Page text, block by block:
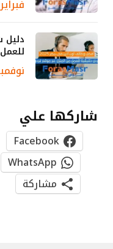
فبراير 13, 2026
للعمل
نوفمبر 6,
شاركها علي
Facebook
WhatsApp
مشاركة